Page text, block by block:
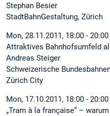
Stephan Besier
StadtBahnGestaltung, Zürich
Mon, 28.11.2011, 18:00 - 20:00
Attraktives Bahnhofsumfeld
Andreas Steiger
Schweizerische
Zürich City
Mon, 17.10.2011, 18:00 - 20:00
„Tram à la française“ –